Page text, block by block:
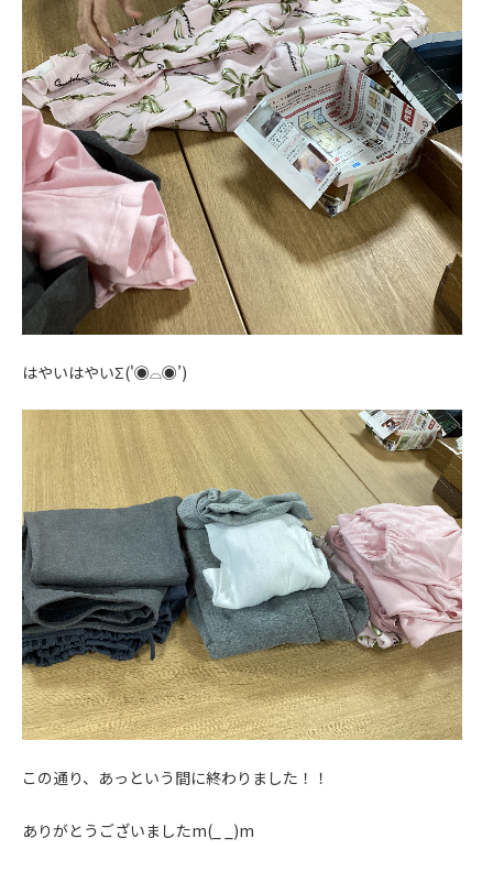
はやいはやいΣ('◉⌓◉’)
この通り、あっという間に終わりました！！
ありがとうございましたm(_ _)m